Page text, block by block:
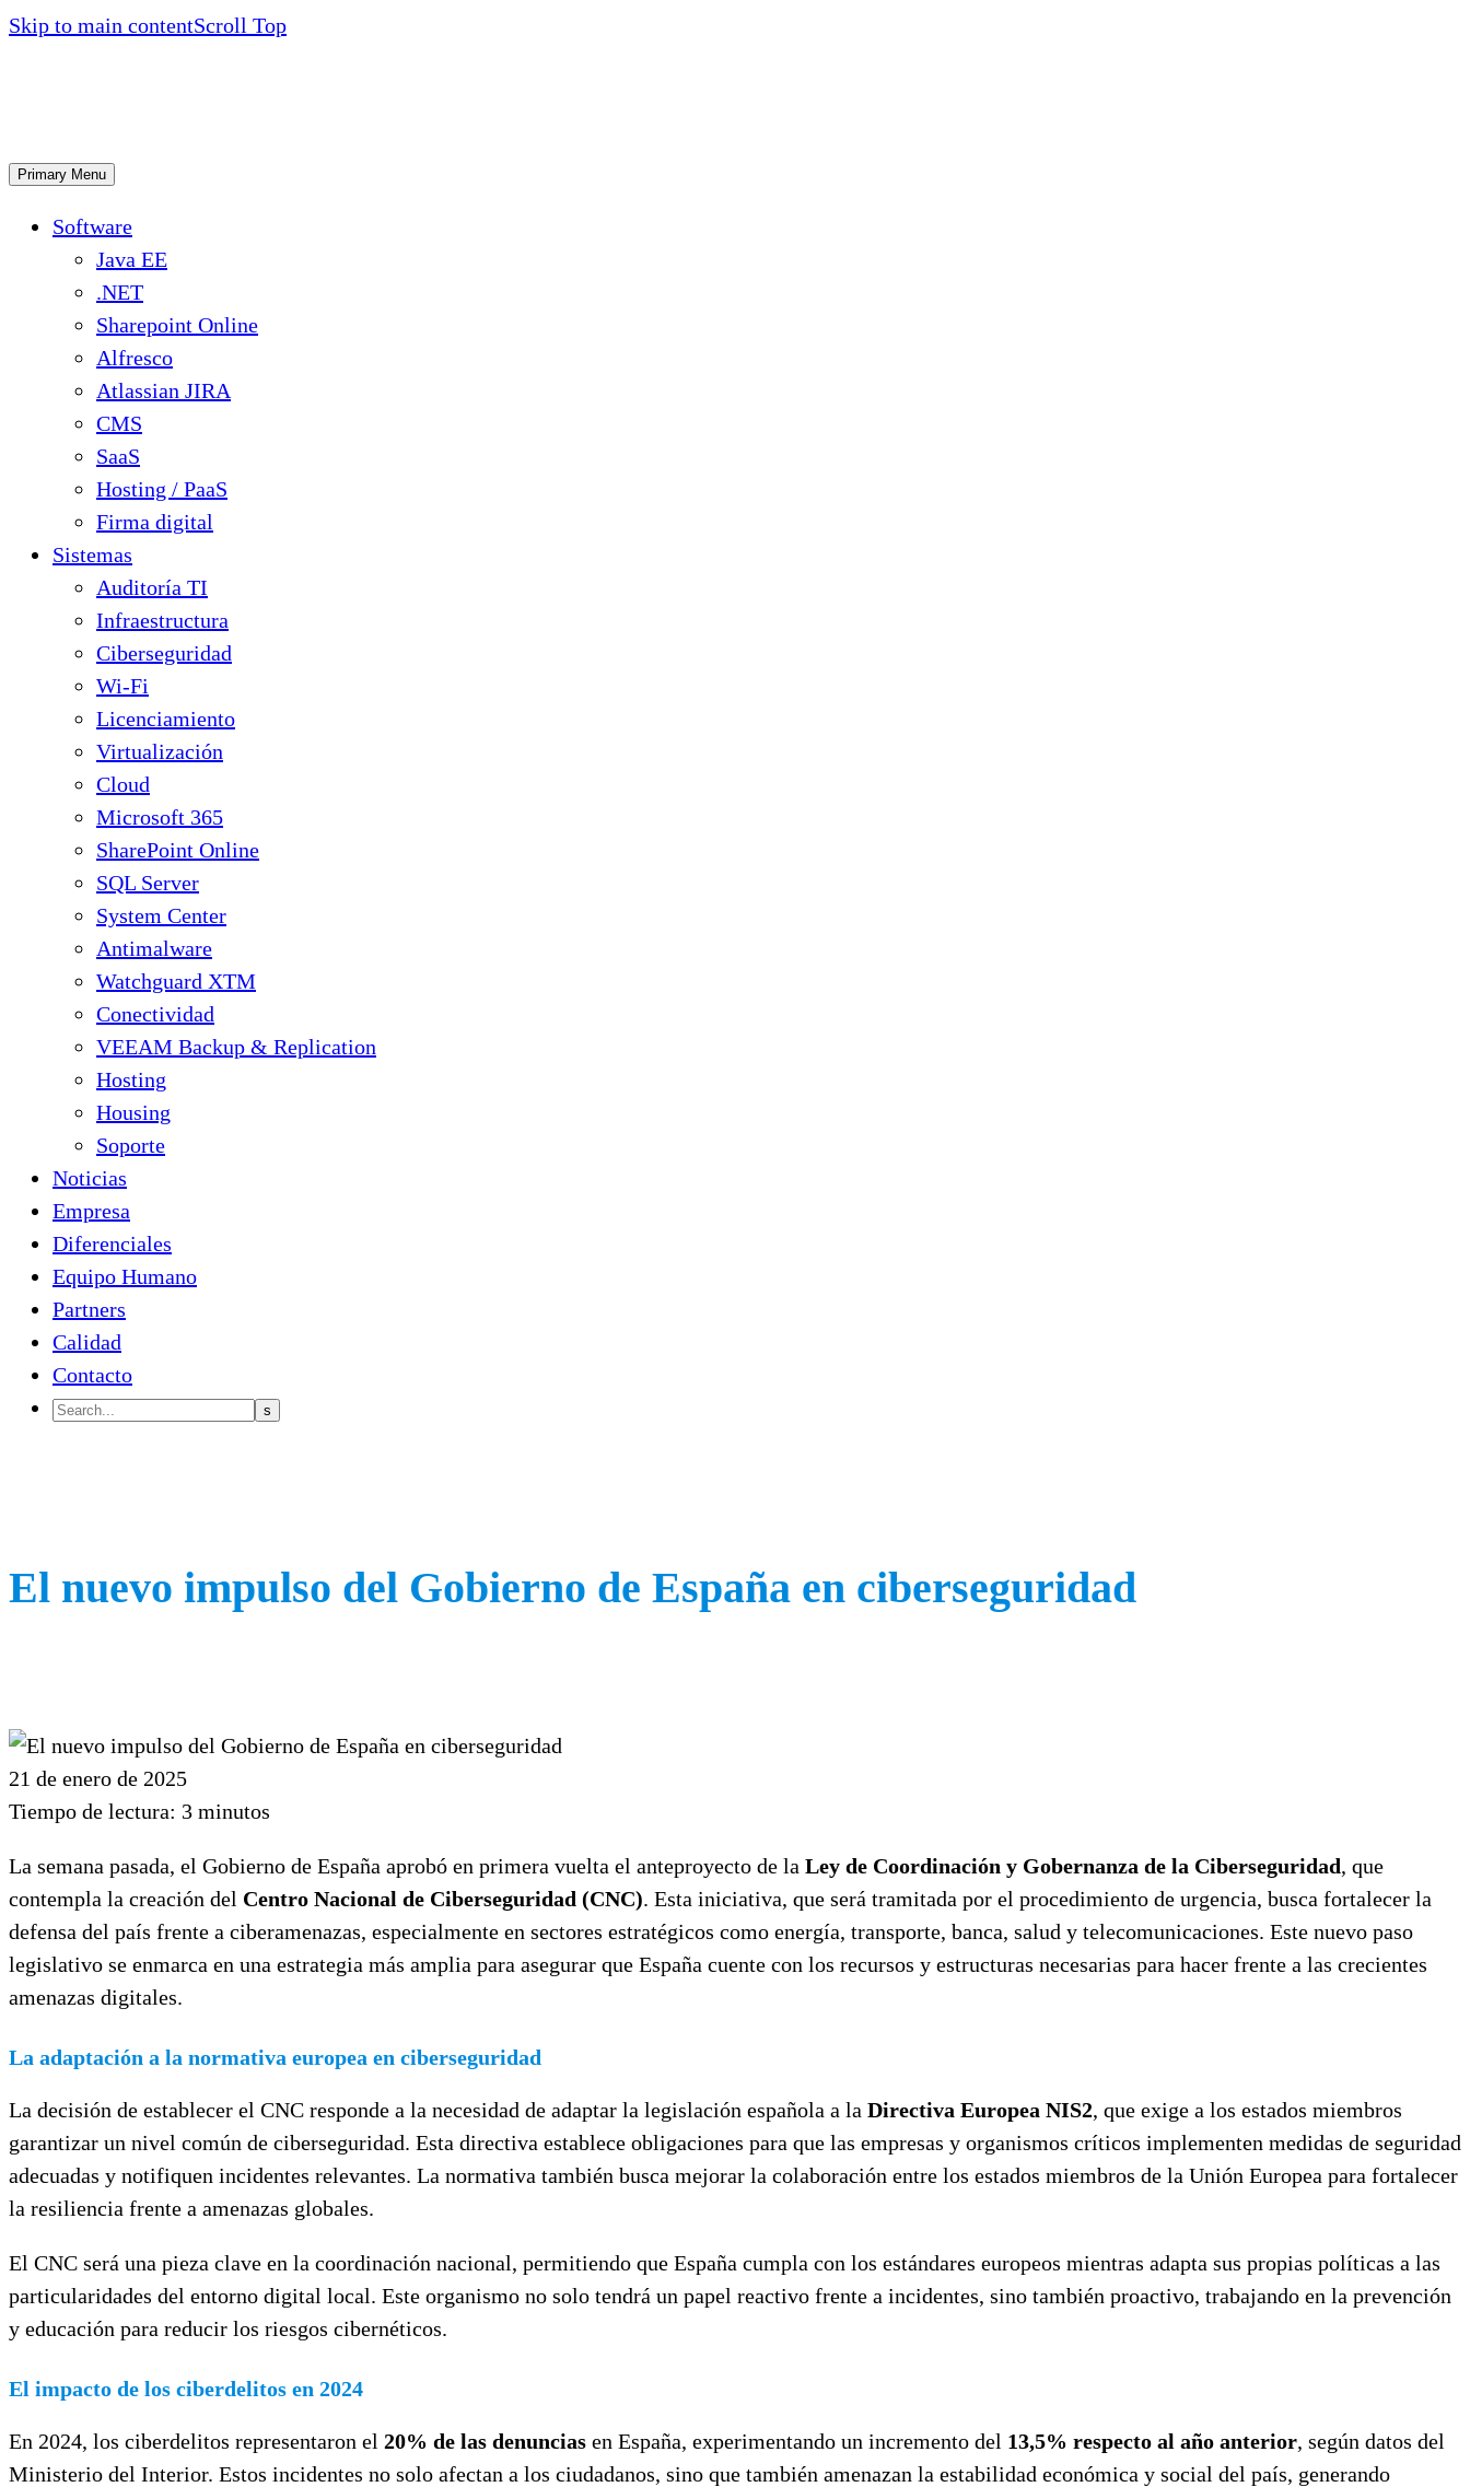
Skip to main contentScroll Top
Primary Menu
Software
Java EE
.NET
Sharepoint Online
Alfresco
Atlassian JIRA
CMS
SaaS
Hosting / PaaS
Firma digital
Sistemas
Auditoría TI
Infraestructura
Ciberseguridad
Wi-Fi
Licenciamiento
Virtualización
Cloud
Microsoft 365
SharePoint Online
SQL Server
System Center
Antimalware
Watchguard XTM
Conectividad
VEEAM Backup & Replication
Hosting
Housing
Soporte
Noticias
Empresa
Diferenciales
Equipo Humano
Partners
Calidad
Contacto
El nuevo impulso del Gobierno de España en ciberseguridad
21 de enero de 2025
Tiempo de lectura: 3 minutos
La semana pasada, el Gobierno de España aprobó en primera vuelta el anteproyecto de la Ley de Coordinación y Gobernanza de la Ciberseguridad, que
contempla la creación del Centro Nacional de Ciberseguridad (CNC). Esta iniciativa, que será tramitada por el procedimiento de urgencia, busca fortalecer la
defensa del país frente a ciberamenazas, especialmente en sectores estratégicos como energía, transporte, banca, salud y telecomunicaciones. Este nuevo paso
legislativo se enmarca en una estrategia más amplia para asegurar que España cuente con los recursos y estructuras necesarias para hacer frente a las crecientes
amenazas digitales.
La adaptación a la normativa europea en ciberseguridad
La decisión de establecer el CNC responde a la necesidad de adaptar la legislación española a la Directiva Europea NIS2, que exige a los estados miembros
garantizar un nivel común de ciberseguridad. Esta directiva establece obligaciones para que las empresas y organismos críticos implementen medidas de seguridad
adecuadas y notifiquen incidentes relevantes. La normativa también busca mejorar la colaboración entre los estados miembros de la Unión Europea para fortalecer
la resiliencia frente a amenazas globales.
El CNC será una pieza clave en la coordinación nacional, permitiendo que España cumpla con los estándares europeos mientras adapta sus propias políticas a las
particularidades del entorno digital local. Este organismo no solo tendrá un papel reactivo frente a incidentes, sino también proactivo, trabajando en la prevención
y educación para reducir los riesgos cibernéticos.
El impacto de los ciberdelitos en 2024
En 2024, los ciberdelitos representaron el 20% de las denuncias en España, experimentando un incremento del 13,5% respecto al año anterior, según datos del
Ministerio del Interior. Estos incidentes no solo afectan a los ciudadanos, sino que también amenazan la estabilidad económica y social del país, generando